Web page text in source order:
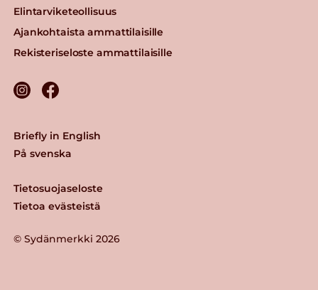
Elintarviketeollisuus
Ajankohtaista ammattilaisille
Rekisteriseloste ammattilaisille
© Sydänmerkki 2026
Tietosuojaseloste
Tietoa evästeistä
Briefly in English
På svenska